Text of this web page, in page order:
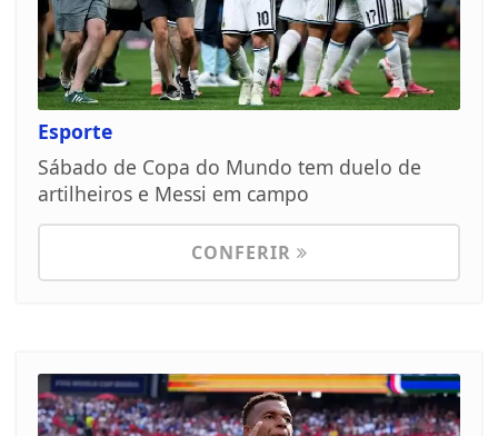
Esporte
Sábado de Copa do Mundo tem duelo de
artilheiros e Messi em campo
CONFERIR